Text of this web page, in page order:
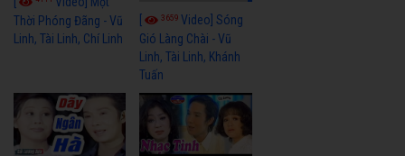
Thời Phóng Đãng - Vũ
Linh, Tài Linh, Chí Linh
3659Video] Sóng
Gió Làng Chài - Vũ
Linh, Tài Linh, Khánh
Tuấn